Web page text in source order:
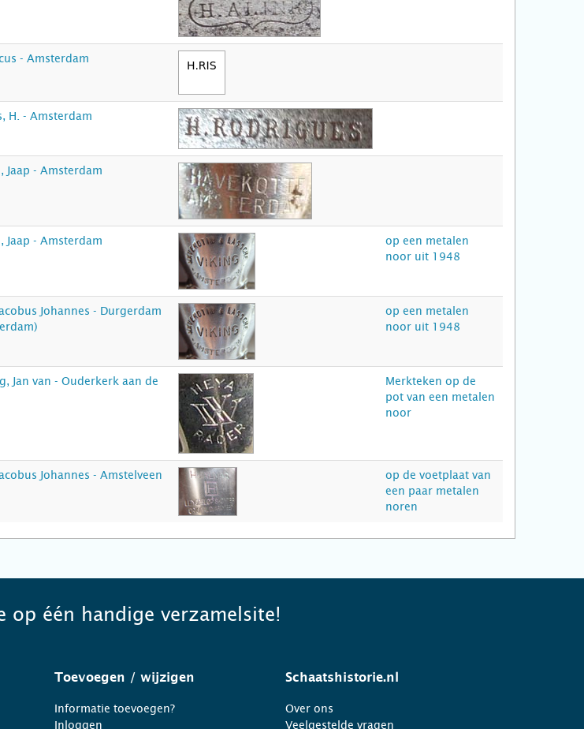
- Amsterdam
H. - Amsterdam
Jaap - Amsterdam
Jaap - Amsterdam
op een metalen
noor uit 1948
Johannes - Durgerdam
op een metalen
noor uit 1948
Jan van - Ouderkerk aan de
Merkteken op de
pot van een metalen
noor
Johannes - Amstelveen
op de voetplaat van
een paar metalen
noren
op één handige verzamelsite!
Toevoegen / wijzigen
Informatie toevoegen?
Inloggen
Schaatshistorie.nl
Over ons
Veelgestelde vragen